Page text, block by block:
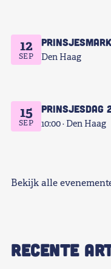
12
SEP Den Haag
15
SEP
Prinsjesdag
10:00 Den Haag
Bekijk alle
RECENTE